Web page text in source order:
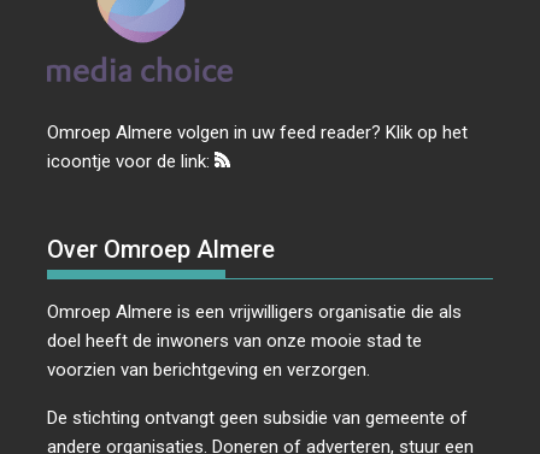
Omroep Almere volgen in uw feed reader? Klik op het
icoontje voor de link:
Over Omroep Almere
Omroep Almere is een vrijwilligers organisatie die als
doel heeft de inwoners van onze mooie stad te
voorzien van berichtgeving en verzorgen.
De stichting ontvangt geen subsidie van gemeente of
andere organisaties. Doneren of adverteren, stuur een